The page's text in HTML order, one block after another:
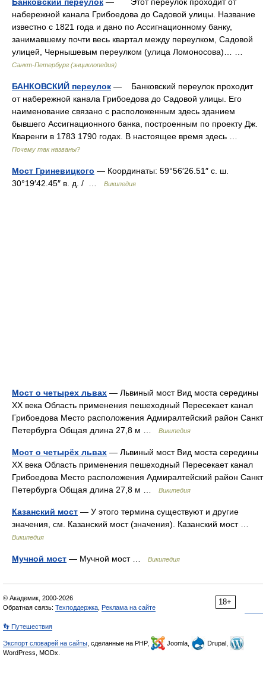
набережной канала Грибоедова до Садовой улицы. Название
известно с 1821 года и дано по Ассигнационному банку,
занимавшему почти весь квартал между переулком, Садовой
улицей, Чернышевым переулком (улица Ломоносова)… …
Санкт-Петербург (энциклопедия)
БАНКОВСКИЙ переулок — Банковский переулок проходит
от набережной канала Грибоедова до Садовой улицы. Его
наименование связано с расположенным здесь зданием
бывшего Ассигнационного банка, построенным по проекту Дж.
Кваренги в 1783 1790 годах. В настоящее время здесь …
Почему так названы?
Мост Гриневицкого — Координаты: 59°56′26.51″ с. ш.
30°19′42.45″ в. д. / …
Википедия
Мост о четырех львах — Львиный мост Вид моста середины
XX века Область применения пешеходный Пересекает канал
Грибоедова Место расположения Адмиралтейский район Санкт
Петербурга Общая длина 27,8 м …
Википедия
Мост о четырёх львах — Львиный мост Вид моста середины
XX века Область применения пешеходный Пересекает канал
Грибоедова Место расположения Адмиралтейский район Санкт
Петербурга Общая длина 27,8 м …
Википедия
Казанский мост — У этого термина существуют и другие
значения, см. Казанский мост (значения). Казанский мост …
Википедия
Мучной мост — Мучной мост … Википедия
18+
© Академик, 2000-2026
Обратная связь: Техподдержка Реклама на сайте
👣 Путешествия
Экспорт словарей на сайты , сделанные на PHP, Joomla,
Drupal,
WordPress, MODx.